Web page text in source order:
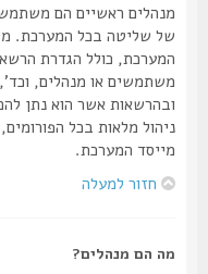
מנהלים ראשיים הם משתמשים
של שליטה בכל המערכת.
המערכת, כולל הגדרת
משתמשים או מנהלים, וכד',
ובהרשאות אשר הוא נתן להם.
ניהול מלאות בכל הפורומים,
מייסד המערכת.
חזור למעלה
מה הם מנהלים?